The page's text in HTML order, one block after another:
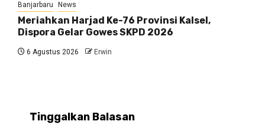
Banjarbaru News
Meriahkan Harjad Ke-76 Provinsi Kalsel,
Dispora Gelar Gowes SKPD 2026
6 Agustus 2026 Erwin
Tinggalkan Balasan